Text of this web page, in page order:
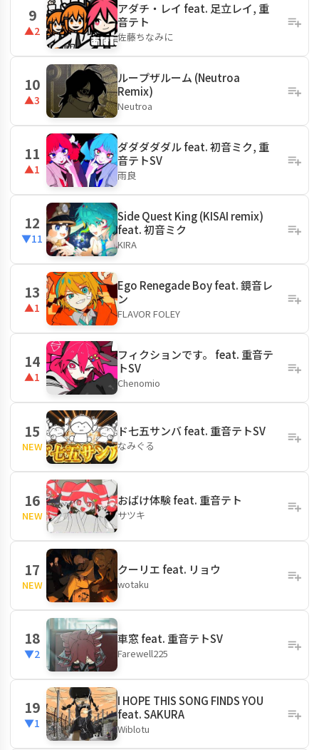
9
▲2
アダチ・レイ feat. 足立レイ, 重
音テト
佐藤ちなみに
10
▲3
ループザルーム (Neutroa
Remix)
Neutroa
11
▲1
ダダダダダル feat. 初音ミク, 重
音テトSV
雨良
12
▼11
Side Quest King (KISAI remix)
feat. 初音ミク
KIRA
13
▲1
Ego Renegade Boy feat. 鏡音レ
ン
FLAVOR FOLEY
14
▲1
フィクションです。 feat. 重音テ
トSV
Chenomio
15
NEW
ド七五サンバ feat. 重音テトSV
なみぐる
16
NEW
おばけ体験 feat. 重音テト
サツキ
17
NEW
クーリエ feat. リョウ
wotaku
18
▼2
車窓 feat. 重音テトSV
Farewell225
19
▼1
I HOPE THIS SONG FINDS YOU
feat. SAKURA
Wiblotu